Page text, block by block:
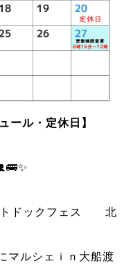
ール・定休日】
トドックフェス 北
シェｉｎ大船渡